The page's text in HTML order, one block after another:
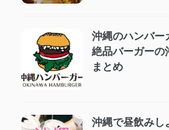
沖縄のハンバー
絶品バーガーの
まとめ
沖縄で昼飲みし